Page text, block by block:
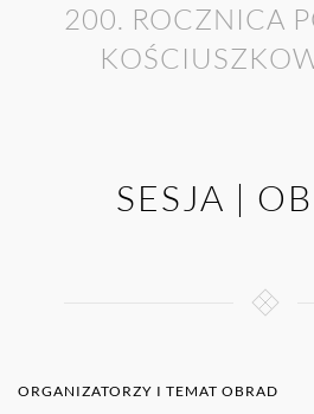
200. ROCZNICA
SESJA |
ORGANIZATORZY I TEMAT OBRAD